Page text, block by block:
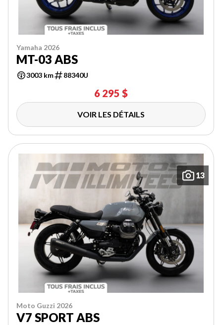
Yamaha 2026
MT-03 ABS
3003 km 88340U
6 295 $
VOIR LES DÉTAILS
13
Moto Guzzi 2026
V7 SPORT ABS